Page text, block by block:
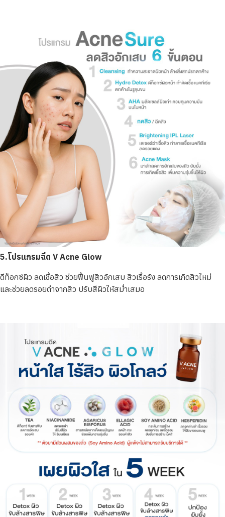
5.โปรแกรมฉีด V Acne Glow
ดีท็อกซ์ผิว ลดเชื้อสิว ช่วยฟื้นฟูสิวอักเสบ สิวเรื้อรัง ลดการเกิดสิวใหม่
และช่วยลดรอยดำจากสิว ปรับสีผิวให้สม่ำเสมอ